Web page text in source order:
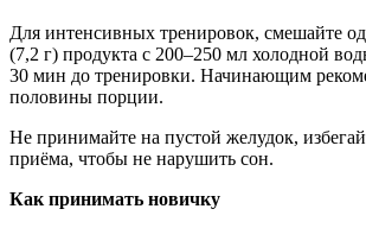
Для интенсивных тренировок, смешайте
(7,2 г) продукта с 200–250 мл холодной
30 мин до тренировки. Начинающим
половины порции.
Не принимайте на пустой желудок,
приёма, чтобы не нарушить сон.
Как принимать новичку